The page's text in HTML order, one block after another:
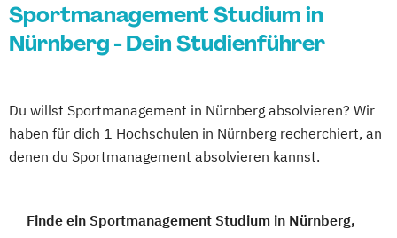
Sportmanagement Studium in
Nürnberg - Dein Studienführer
Du willst Sportmanagement in Nürnberg absolvieren? Wir
haben für dich 1 Hochschulen in Nürnberg recherchiert, an
denen du Sportmanagement absolvieren kannst.
Finde ein Sportmanagement Studium in Nürnberg,